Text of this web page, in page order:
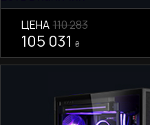
ЦЕНА 110 283
105 031 ₴